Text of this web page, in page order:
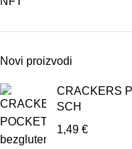
Novi proizvodi
CRACKERS
SCH
1,49 €